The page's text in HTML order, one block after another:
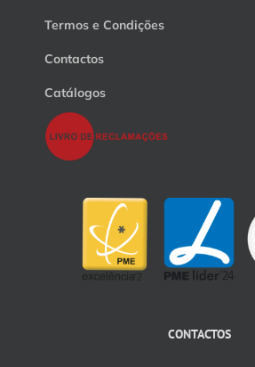
Termos e Condições
Contactos
Catálogos
CONTACTOS